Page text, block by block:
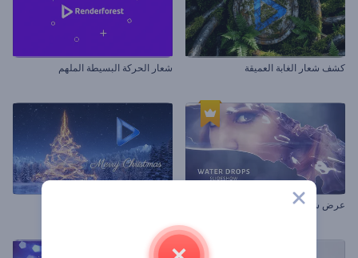
كشف شعار الغابة العميقة شعار الحركة البسيطة الملهم
عرض شرائح قطرات الماء